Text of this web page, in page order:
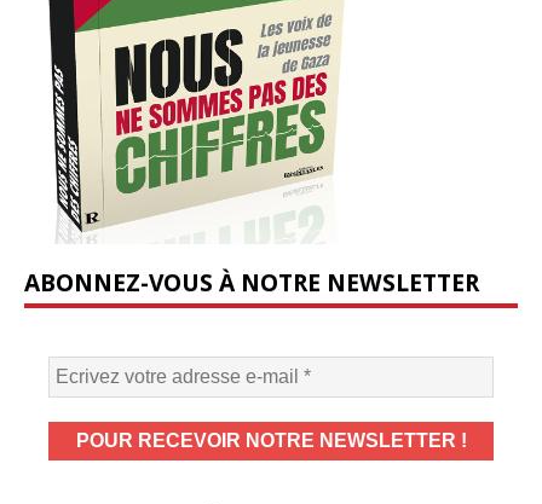
ABONNEZ-VOUS À NOTRE NEWSLETTER